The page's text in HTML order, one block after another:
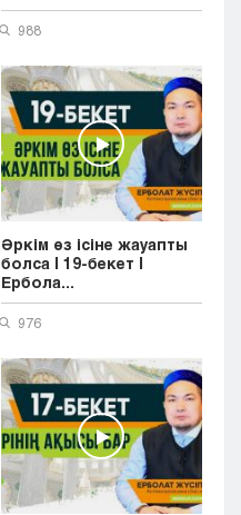
988
Әркім өз ісіне жауапты
болса | 19-бекет |
Ербола...
976